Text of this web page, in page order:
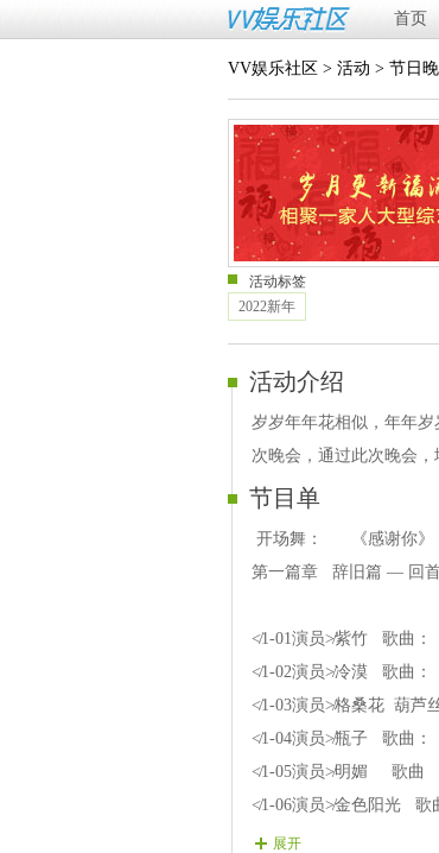
首页
VV娱乐社区 > 活动 > 节日
活动标签
2022新年
活动介绍
岁岁年年花相似，年年
次晚会，通过此次晚会
节目单
开场舞： 《感谢你》
第一篇章 辞旧篇 — 回
≮1-01演员≯紫竹 歌曲：
≮1-02演员≯冷漠 歌曲：
≮1-03演员≯格桑花 葫芦
≮1-04演员≯瓶子 歌曲：
≮1-05演员≯明媚 歌曲
≮1-06演员≯金色阳光 歌
≮1-07演员≯阳柳 歌曲：
展开